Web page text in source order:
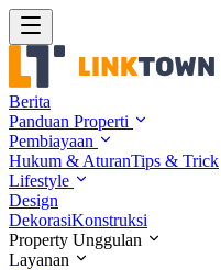
Berita
Panduan Properti
Pembiayaan
Hukum & AturanTips & Trick
Lifestyle
Design
DekorasiKonstruksi
Property Unggulan
Layanan